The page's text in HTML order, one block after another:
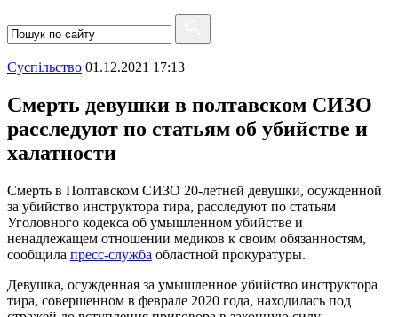
Суспiльство 01.12.2021 17:13
Смерть девушки в полтавском СИЗО
расследуют по статьям об убийстве и
халатности
Смерть в Полтавском СИЗО 20-летней девушки, осужденной
за убийство инструктора тира, расследуют по статьям
Уголовного кодекса об умышленном убийстве и
ненадлежащем отношении медиков к своим обязанностям,
сообщила пресс-служба областной прокуратуры.
Девушка, осужденная за умышленное убийство инструктора
тира, совершенном в феврале 2020 года, находилась под